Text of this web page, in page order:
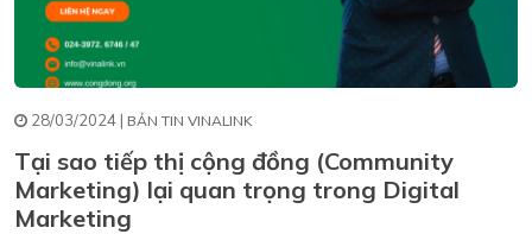
28/03/2024 | BẢN TIN VINALINK
Tại sao tiếp thị cộng đồng (Community
Marketing) lại quan trọng trong Digital
Marketing